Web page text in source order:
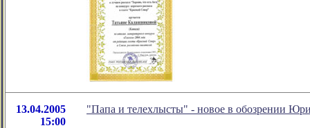
13.04.2005
15:00
"Папа и телехлысты" - новое в обозрении